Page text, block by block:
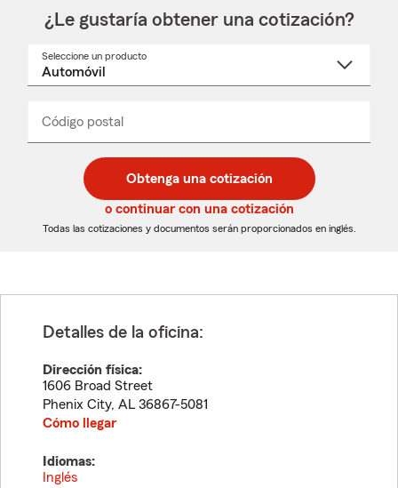
¿Le gustaría obtener una cotización?
Seleccione un producto
desplegable
Código postal
de
5
dígitos
de
5
dígitos
_____
Obtenga una cotización
o continuar con una cotización
Todas las cotizaciones y documentos serán proporcionados en inglés.
Detalles de la oficina:
Dirección física:
1606 Broad Street
Phenix City, AL 36867-5081
Cómo llegar
Idiomas:
Inglés